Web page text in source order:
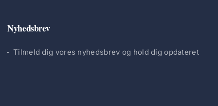
Nyhedsbrev
Tilmeld dig vores nyhedsbrev og hold dig opdateret